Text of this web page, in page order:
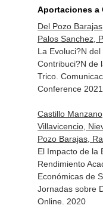
Aportaciones a
Del Pozo
Palos Sanchez,
La Evoluci?N
Contribuci?N de
Trico.
Conference
Castillo
Villavicencio,
Pozo Barajas,
El Impacto de la
Rendimiento
Económicas de
Jornadas sobre
Online. 2020